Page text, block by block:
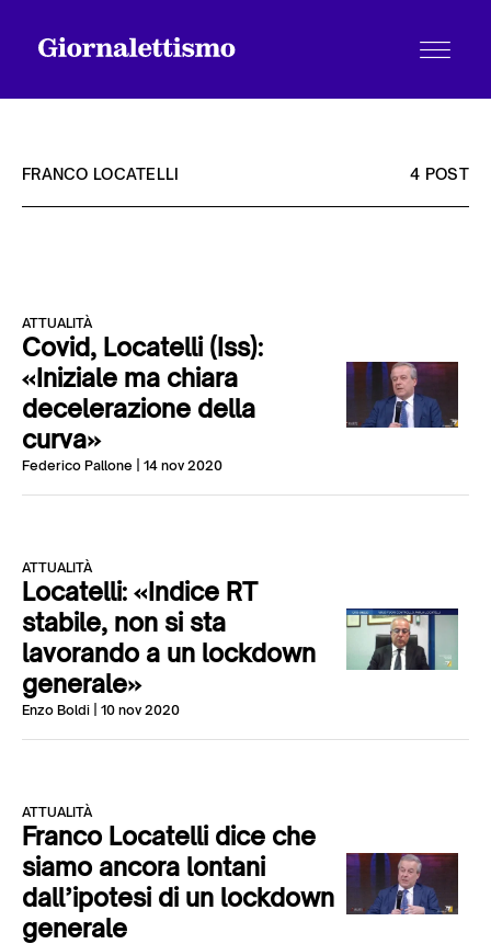
Chi siamo
Contatti
FRANCO LOCATELLI 4 POST
ATTUALITÀ
Covid, Locatelli (Iss):
«Iniziale ma chiara
decelerazione della
curva»
Federico Pallone | 14 nov 2020
ATTUALITÀ
Locatelli: «Indice RT
stabile, non si sta
lavorando a un lockdown
generale»
Enzo Boldi | 10 nov 2020
ATTUALITÀ
Franco Locatelli dice che
siamo ancora lontani
dall’ipotesi di un lockdown
generale